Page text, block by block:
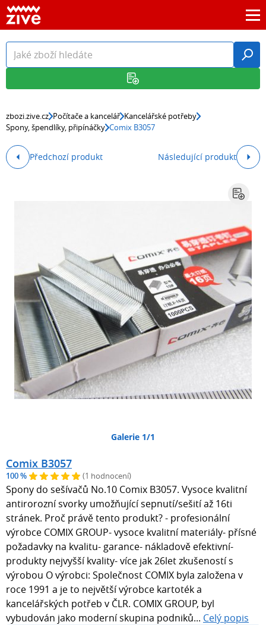
zbozi.zive.cz Počítače a kancelář Kancelářské potřeby
Spony, špendlíky, připínáčky Comix B3057
Předchozí produkt Následující produkt
Galerie 1/1
Comix B3057
100 % (1 hodnocení)
Spony do sešívačů No.10 Comix B3057. Vysoce kvalitní
antirorozní svorky umožňující sepnutí/sešití až 16ti
stránek. Proč právě tento produkt? - profesionální
výrobce COMIX GROUP- vysoce kvalitní materiály- přísné
požadavky na kvalitu- garance- nákladově efektivní-
produkty nejvyšší kvality- více jak 26let zkušeností s
výrobou O výrobci: Společnost COMIX byla založena v
roce 1991 a je to největší výrobce kartoték a
kancelářských potřeb v ČLR. COMIX GROUP, byl
vybudován jako moderní skupina podniků... Celý popis